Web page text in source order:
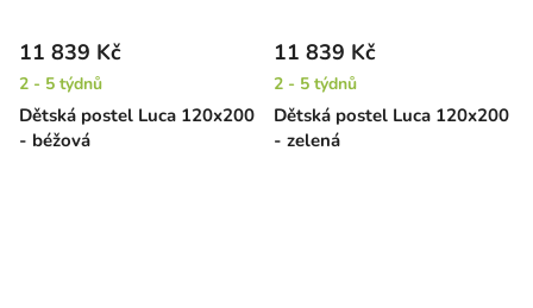
Dětská postel Luca 120x200
- béžová
11 839 Kč
2 - 5 týdnů
Dětská postel Luca 120x200
- zelená
11 839 Kč
2 - 5 týdnů